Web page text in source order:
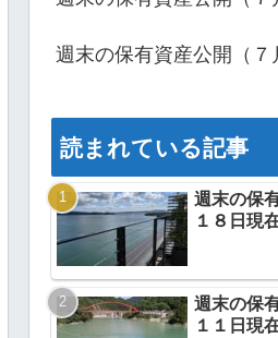
週末の保有資産公開（７
読まれている記事
週末の保
１８日現在
週末の保
１１日現在